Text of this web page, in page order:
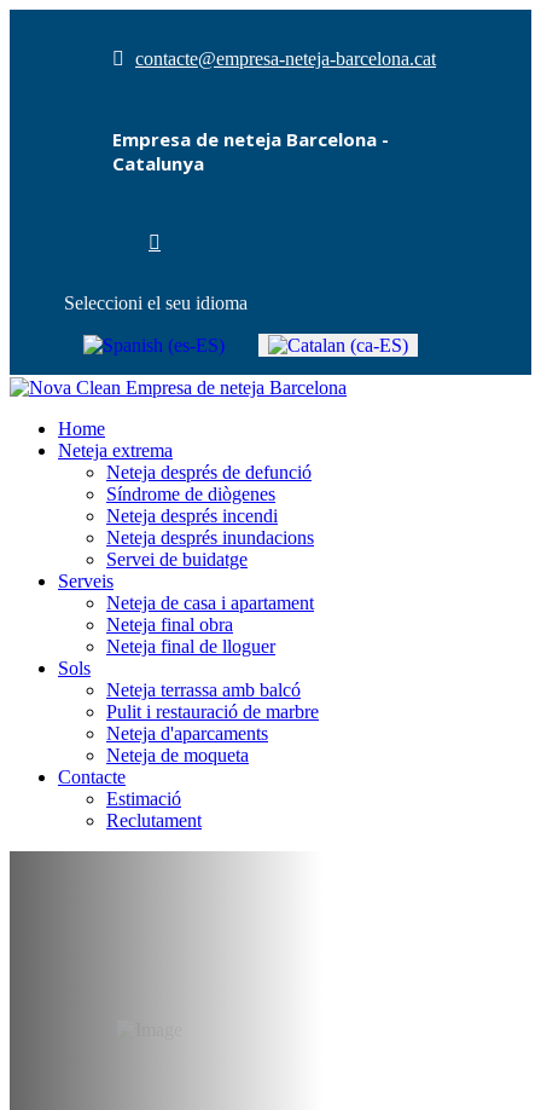
contacte@empresa-neteja-barcelona.cat
Empresa de neteja Barcelona -
Catalunya
Seleccioni el seu idioma
Home
Neteja extrema
Neteja després de defunció
Síndrome de diògenes
Neteja després incendi
Neteja després inundacions
Servei de buidatge
Serveis
Neteja de casa i apartament
Neteja final obra
Neteja final de lloguer
Sols
Neteja terrassa amb balcó
Pulit i restauració de marbre
Neteja d'aparcaments
Neteja de moqueta
Contacte
Estimació
Reclutament
Neteja post